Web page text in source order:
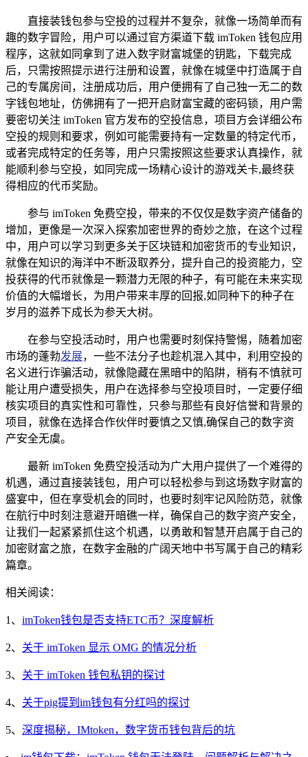
直接装钱包参与空投的过程并不复杂，就像一场简单而有
趣的数字冒险，用户可以通过官方渠道下载 imToken 钱包应用
程序，这就如同拿到了进入数字财富城堡的钥匙，下载完成
后，只需按照提示进行注册和设置，就像在城堡中打造属于自
己的专属房间，注册成功后，用户便拥有了自己独一无二的数
字钱包地址，仿佛拥有了一把开启财富宝藏的密码锁，用户需
要密切关注 imToken 官方发布的空投信息，项目方会详细公布
空投的规则和要求，例如可能需要持有一定数量的特定代币，
或者完成特定的任务等，用户只需按照这些要求认真操作，就
能顺利参与空投，如同完成一场精心设计的游戏关卡,最终获
得相应的代币奖励。
参与 imToken 免费空投，带来的不仅仅是数字资产储备的
增加，更像是一次深入探索加密世界的奇妙之旅，在这个过程
中，用户可以学习到更多关于区块链和加密货币的专业知识，
就像在知识的海洋中不断汲取养分，提升自己的投资能力，空
投获得的代币就像是一颗潜力无限的种子，有可能在未来实现
价值的大幅增长，为用户带来丰厚的回报,如同种下的种子在
岁月的滋养下成长为参天大树。
在参与空投活动时，用户也需要时刻保持警惕，随着加密
市场的蓬勃发展，一些不法分子也趁机混入其中，利用空投的
名义进行诈骗活动，就像隐藏在黑暗中的陷阱，稍有不慎就可
能让用户遭受损失，用户在选择参与空投项目时，一定要仔细
核实项目的真实性和可靠性，只参与那些有良好信誉和背景的
项目，就像在选择合作伙伴时要慎之又慎,确保自己的数字资
产安全无虞。
最新 imToken 免费空投活动为广大用户提供了一个难得的
机遇，通过直接装钱包，用户可以轻松参与到这场数字财富的
盛宴中，但在享受机会的同时，也要时刻牢记风险防范，就像
在航行中时刻注意避开暗礁一样，确保自己的数字资产安全，
让我们一起紧紧抓住这个机遇，以勇敢和智慧开启属于自己的
加密财富之旅，在数字金融的广阔天地中书写属于自己的精彩
篇章。
相关阅读：
1、 imToken钱包是否支持ETC币？深度解析
2、 关于 imToken 显示 OMG 的情况分析
3、 关于 imToken 钱包私钥的探讨
4、 关于pig提到im钱包有分红吗的探讨
5、 深度揭秘，IMtoken，数字货币钱包背后的坑